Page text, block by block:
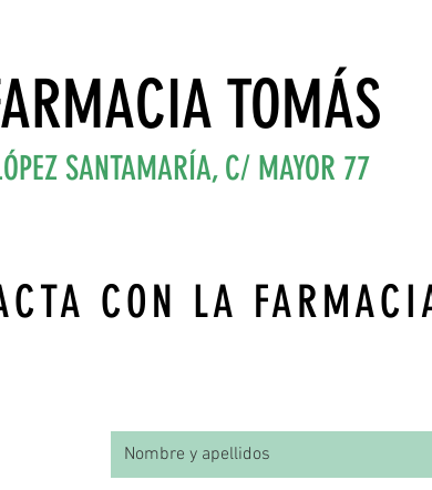
TOMÁS
SANTAMARÍA, C/ MAYOR 77
CON LA